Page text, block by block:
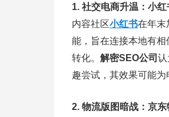
1. 社交电商升温：小
内容社区小红书在年末
能，旨在连接本地有
转化。 解密SEO公司 认
趣尝试，其效果可能为
2. 物流版图暗战：京